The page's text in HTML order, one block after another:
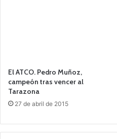
El ATCO. Pedro Muñoz,
campeón tras vencer al
Tarazona
27 de abril de 2015